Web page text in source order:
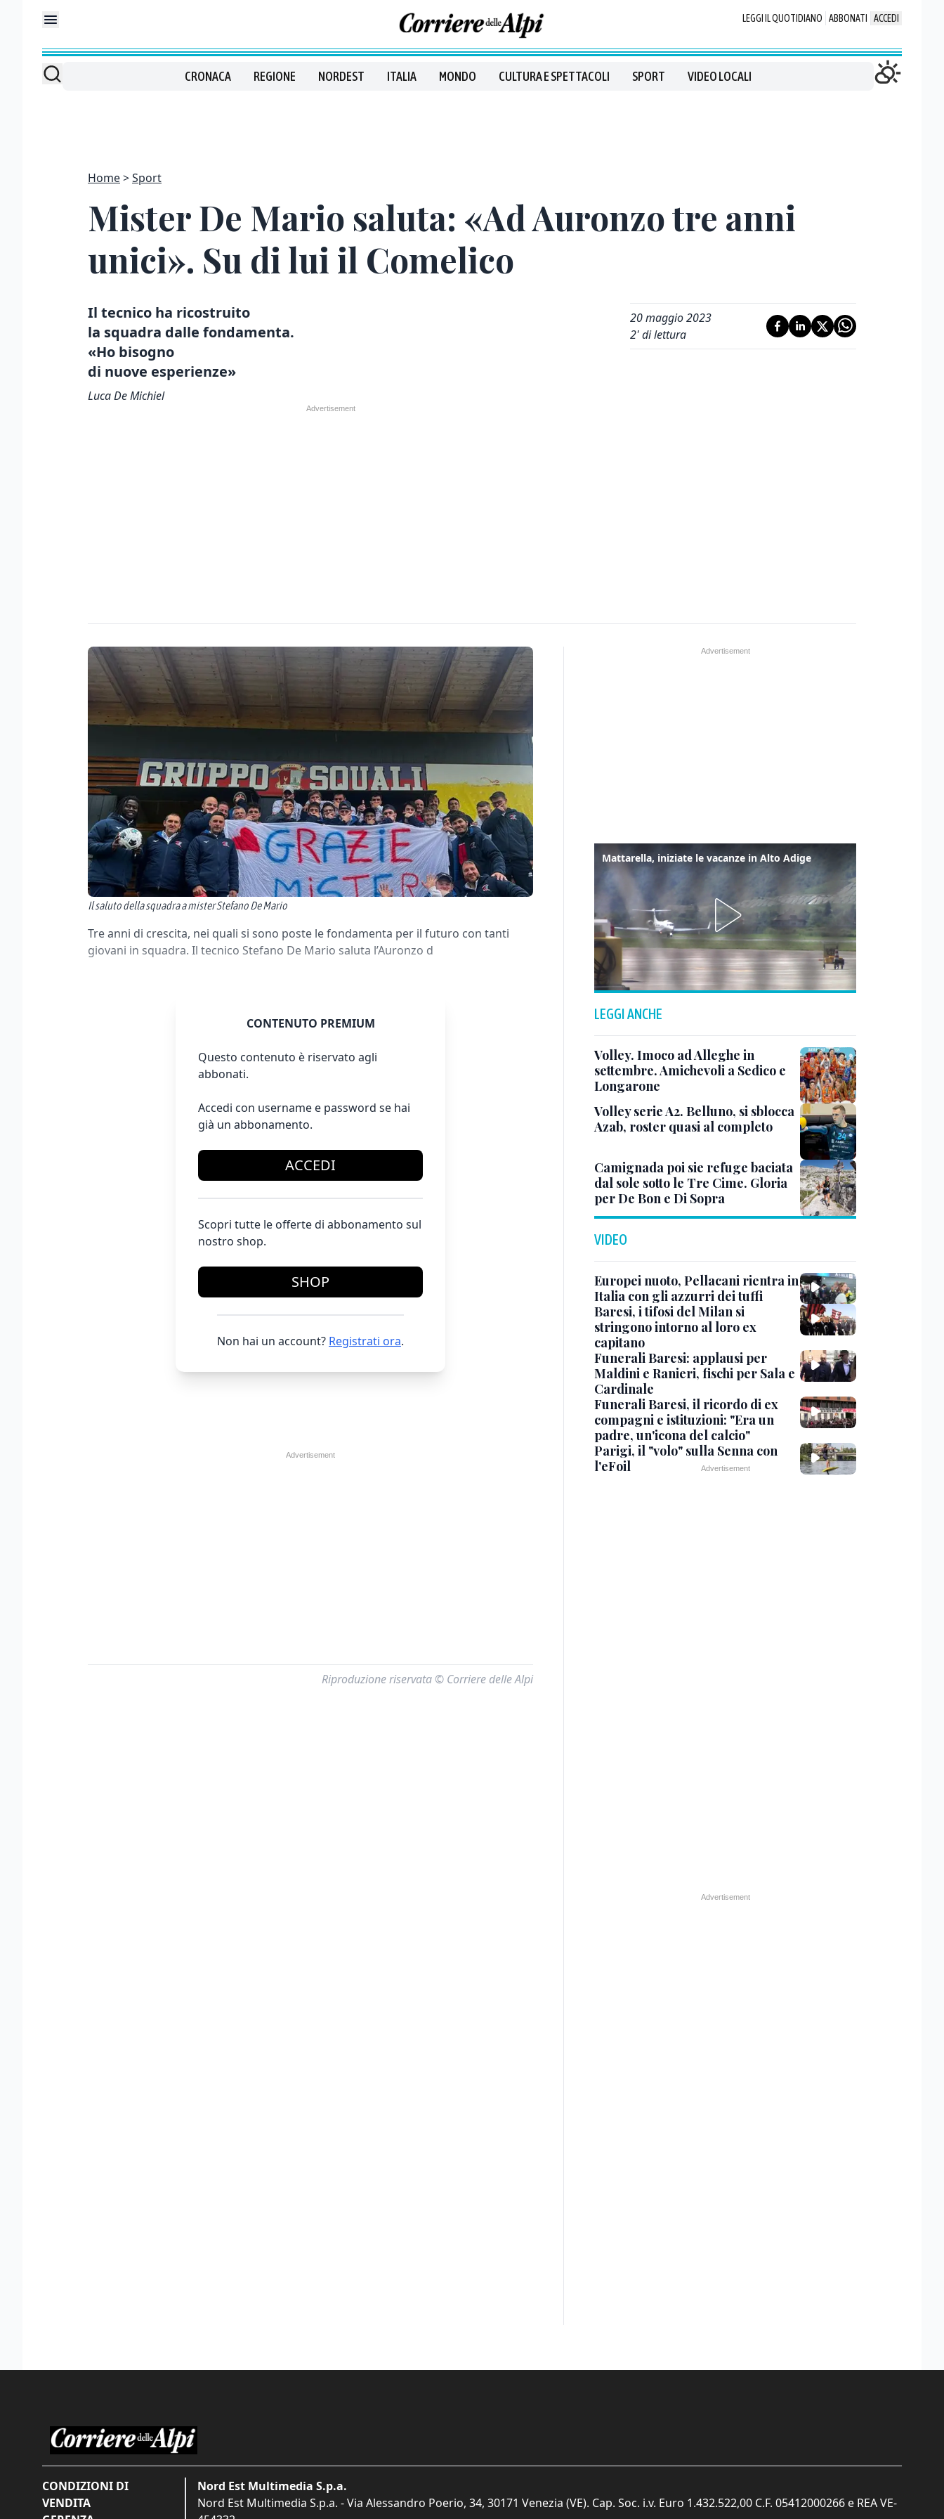
LEGGI IL QUOTIDIANO ABBONATI ACCEDI
CRONACA REGIONE NORDEST ITALIA MONDO CULTURA E SPETTACOLI SPORT VIDEO LOCALI
Home Sport
Mister De Mario saluta: «Ad Auronzo tre anni
unici». Su di lui il Comelico
Il tecnico ha ricostruito
la squadra dalle fondamenta.
«Ho bisogno
di nuove esperienze»
Luca De Michiel
20 maggio 2023
2' di lettura
Il saluto della squadra a mister Stefano De Mario
Tre anni di crescita, nei quali si sono poste le fondamenta per il futuro con tanti
giovani in squadra. Il tecnico Stefano De Mario saluta l’Auronzo d
CONTENUTO PREMIUM
Questo contenuto è riservato agli
abbonati.
Accedi con username e password se hai
già un abbonamento.
ACCEDI
Scopri tutte le offerte di abbonamento sul
nostro shop.
SHOP
Non hai un account? Registrati ora.
Riproduzione riservata © Corriere delle Alpi
Mattarella, iniziate le vacanze in Alto Adige
LEGGI ANCHE
Volley. Imoco ad Alleghe in
settembre. Amichevoli a Sedico e
Longarone
Volley serie A2. Belluno, si sblocca
Azab, roster quasi al completo
Camignada poi sie refuge baciata
dal sole sotto le Tre Cime. Gloria
per De Bon e Di Sopra
VIDEO
Europei nuoto, Pellacani rientra in
Italia con gli azzurri dei tuffi
Baresi, i tifosi del Milan si
stringono intorno al loro ex
capitano
Funerali Baresi: applausi per
Maldini e Ranieri, fischi per Sala e
Cardinale
Funerali Baresi, il ricordo di ex
compagni e istituzioni: "Era un
padre, un'icona del calcio"
Parigi, il "volo" sulla Senna con
l'eFoil
CONDIZIONI DI
VENDITA
Nord Est Multimedia S.p.a.
Nord Est Multimedia S.p.a. - Via Alessandro Poerio, 34, 30171 Venezia (VE). Cap. Soc. i.v. Euro 1.432.522,00 C.F. 05412000266 e REA VE-